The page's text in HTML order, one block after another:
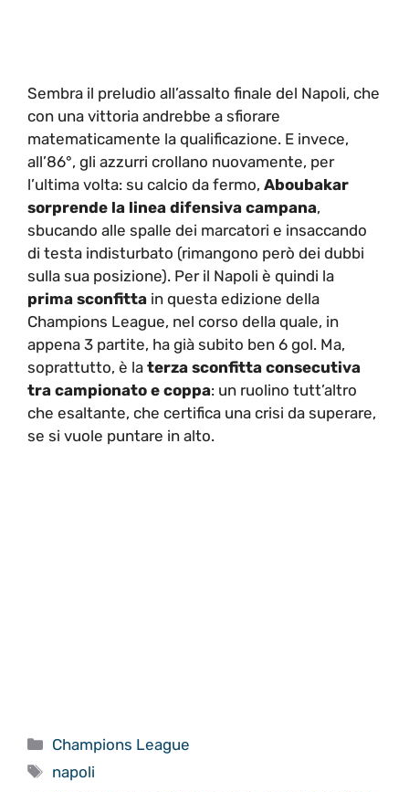
Sembra il preludio all’assalto finale del Napoli, che
con una vittoria andrebbe a sfiorare
matematicamente la qualificazione. E invece,
all’86°, gli azzurri crollano nuovamente, per
l’ultima volta: su calcio da fermo, Aboubakar
sorprende la linea difensiva campana,
sbucando alle spalle dei marcatori e insaccando
di testa indisturbato (rimangono però dei dubbi
sulla sua posizione). Per il Napoli è quindi la
prima sconfitta in questa edizione della
Champions League, nel corso della quale, in
appena 3 partite, ha già subito ben 6 gol. Ma,
soprattutto, è la terza sconfitta consecutiva
tra campionato e coppa: un ruolino tutt’altro
che esaltante, che certifica una crisi da superare,
se si vuole puntare in alto.
Categorie
Champions League
Tag
napoli